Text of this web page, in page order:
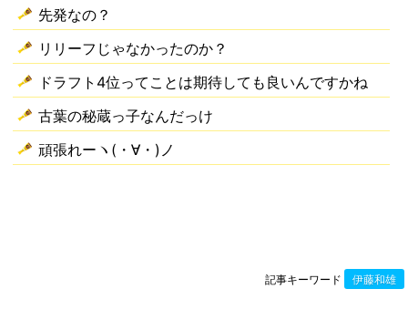
先発なの？
リリーフじゃなかったのか？
ドラフト4位ってことは期待しても良いんですかね
古葉の秘蔵っ子なんだっけ
頑張れーヽ(・∀・)ノ
記事キーワード 伊藤和雄